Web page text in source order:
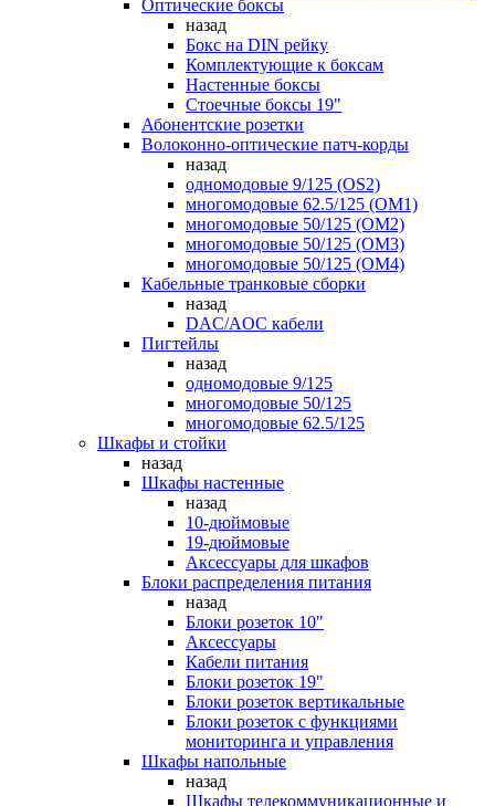
Оптические боксы
назад
Бокс на DIN рейку
Комплектующие к боксам
Настенные боксы
Стоечные боксы 19"
Абонентские розетки
Волоконно-оптические патч-корды
назад
одномодовые 9/125 (OS2)
многомодовые 62.5/125 (OM1)
многомодовые 50/125 (OM2)
многомодовые 50/125 (OM3)
многомодовые 50/125 (OM4)
Кабельные транковые сборки
назад
DAC/AOC кабели
Пигтейлы
назад
одномодовые 9/125
многомодовые 50/125
многомодовые 62.5/125
Шкафы и стойки
назад
Шкафы настенные
назад
10-дюймовые
19-дюймовые
Аксессуары для шкафов
Блоки распределения питания
назад
Блоки розеток 10"
Аксессуары
Кабели питания
Блоки розеток 19"
Блоки розеток вертикальные
Блоки розеток с функциями
мониторинга и управления
Шкафы напольные
назад
Шкафы телекоммуникационные и